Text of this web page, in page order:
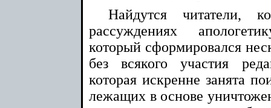
Найдутся читатели,
рассуждениях
который сформировался
без всякого участия
которая искренне занята
лежащих в основе